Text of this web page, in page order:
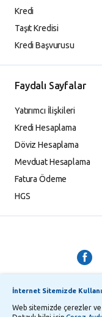
Kredi
Taşıt Kredisi
Kredi Başvurusu
Faydalı Sayfalar
Yatırımcı İlişkileri
Kredi Hesaplama
Döviz Hesaplama
Mevduat Hesaplama
Fatura Ödeme
HGS
İnternet Sitemizde
Web sitemizde çerezler